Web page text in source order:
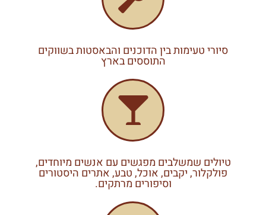
סיורי טעימות בין הדוכנים והבאסטות בשווקים
התוססים בארץ
טיולים שמשלבים מפגשים עם אנשים מיוחדים,
פולקלור, יקבים, אוכל, טבע, אתרים היסטורים
וסיפורים מרתקים.